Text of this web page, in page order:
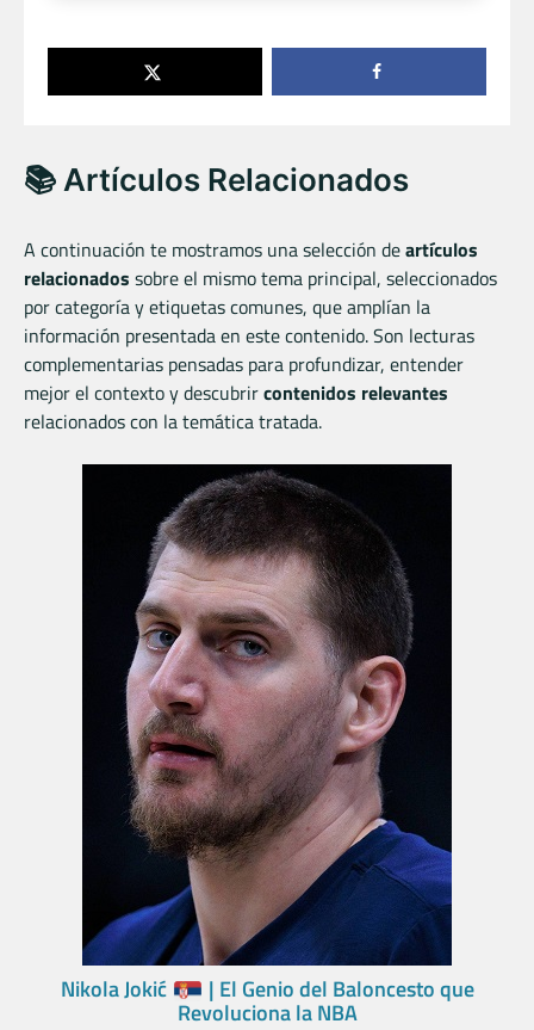
📚 Artículos Relacionados
A continuación te mostramos una selección deartículos
relacionados sobre el mismo tema principal, seleccionados
por categoría y etiquetas comunes, que amplían la
información presentada en este contenido. Son lecturas
complementarias pensadas para profundizar, entender
mejor el contexto y descubrircontenidos relevantes
relacionados con la temática tratada.
Nikola Jokić | El Genio del Baloncesto que
Revoluciona la NBA